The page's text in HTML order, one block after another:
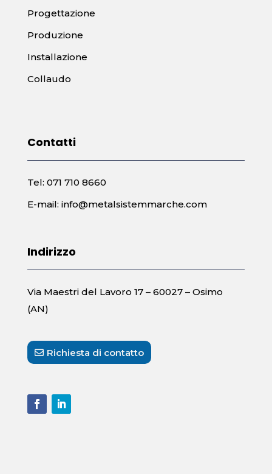
Progettazione
Produzione
Installazione
Collaudo
Contatti
Tel: 071 710 8660
E-mail: info@metalsistemmarche.com
Indirizzo
Via Maestri del Lavoro 17 – 60027 – Osimo
(AN)
Richiesta di contatto